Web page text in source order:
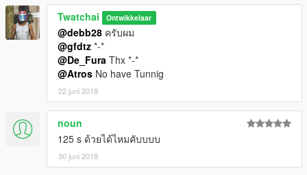
Twatchai Ontwikkelaar
@debb28 ครับผม
@gfdtz *-*
@De_Fura Thx *-*
@Atros No have Tunnig
22 juni 2018
noun
125 s ด้วยได้ไหมคับบบบ
30 juni 2018